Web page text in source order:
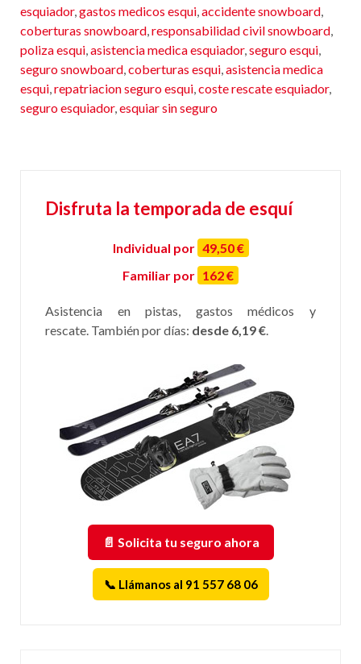
esquiador, gastos medicos esqui accidente snowboard
coberturas snowboard responsabilidad civil snowboard
poliza esqui asistencia medica esquiador, seguro esqui
seguro snowboard coberturas esqui asistencia medica
esqui repatriacion seguro esqui coste rescate esquiador,
seguro esquiador, esquiar sin seguro
Disfruta la temporada de esquí
Individual por 49,50 €
Familiar por 162 €
Asistencia en pistas, gastos médicos y
rescate. También por días: desde 6,19 €
📄 Solicita tu seguro ahora
📞 Llámanos al 91 557 68 06